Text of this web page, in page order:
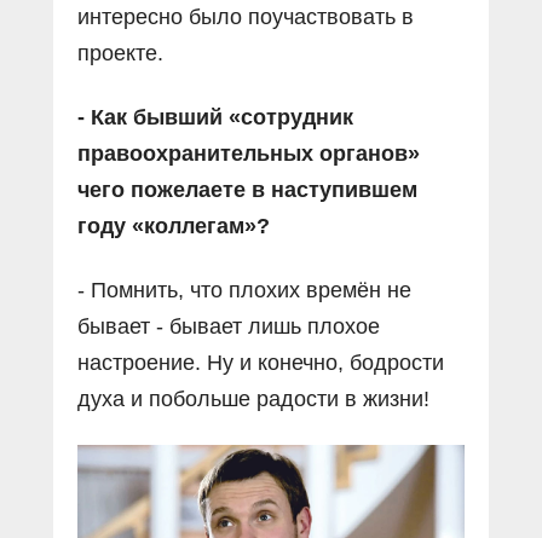
интересно было поучаствовать в
проекте.
- Как бывший «сотрудник
правоохранительных органов»
чего пожелаете в наступившем
году «коллегам»?
- Помнить, что плохих времён не
бывает - бывает лишь плохое
настроение. Ну и конечно, бодрости
духа и побольше радости в жизни!